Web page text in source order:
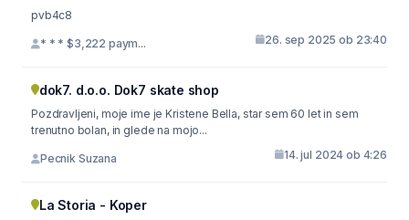
pvb4c8
* * * $3,222 paym... 26. sep 2025 ob 23:40
dok7. d.o.o. Dok7 skate shop
Pozdravljeni, moje ime je Kristene Bella, star sem 60 let in sem
trenutno bolan, in glede na mojo...
Pecnik Suzana 14. jul 2024 ob 4:26
La Storia - Koper